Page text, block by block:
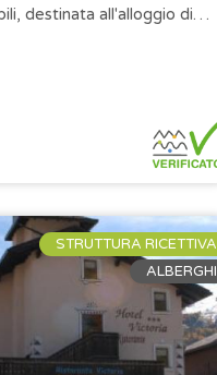
destinata all'alloggio di
STRUTTURA RICETTIVA
ALBERGHI